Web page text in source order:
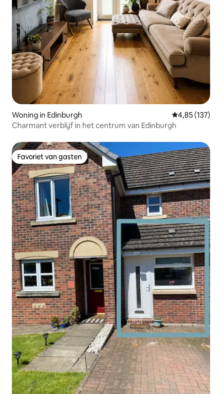
Woning in Edinburgh Gemiddelde
4,85 (137)
Charmant verblijf in het centrum van Edinburgh
Favoriet van gasten
Favoriet van gasten